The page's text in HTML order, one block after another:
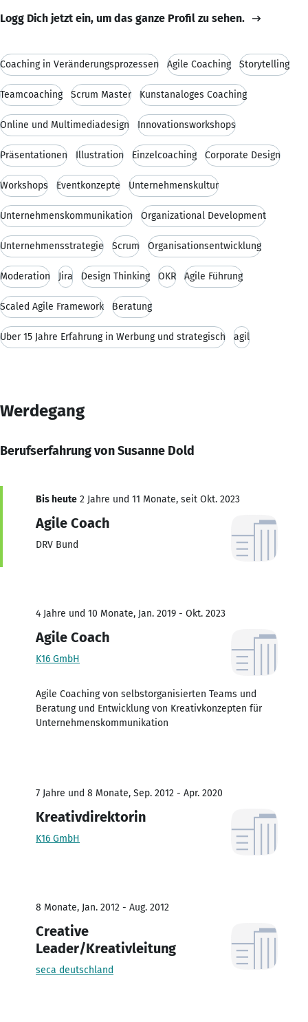
Logg Dich jetzt ein, um das ganze Profil zu sehen.
Coaching in Veränderungsprozessen Agile Coaching Storytelling
Teamcoaching Scrum Master Kunstanaloges Coaching
Online und Multimediadesign Innovationsworkshops
Präsentationen Illustration Einzelcoaching Corporate Design
Workshops Eventkonzepte Unternehmenskultur
Unternehmenskommunikation Organizational Development
Unternehmensstrategie Scrum Organisationsentwicklung
Moderation Jira Design Thinking OKR Agile Führung
Scaled Agile Framework Beratung
Über 15 Jahre Erfahrung in Werbung und strategisch agil
Werdegang
Berufserfahrung von Susanne Dold
Bis heute 2 Jahre und 11 Monate, seit Okt. 2023
Agile Coach
DRV Bund
4 Jahre und 10 Monate, Jan. 2019 - Okt. 2023
Agile Coach
K16 GmbH
Agile Coaching von selbstorganisierten Teams und
Beratung und Entwicklung von Kreativkonzepten für
Unternehmenskommunikation
7 Jahre und 8 Monate, Sep. 2012 - Apr. 2020
Kreativdirektorin
K16 GmbH
8 Monate, Jan. 2012 - Aug. 2012
Creative
Leader/Kreativleitung
seca deutschland